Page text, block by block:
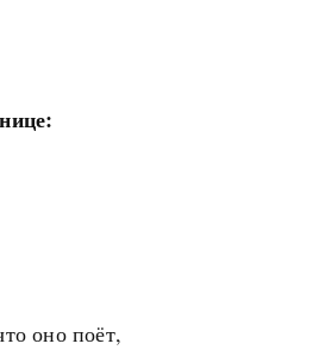
оно поёт,